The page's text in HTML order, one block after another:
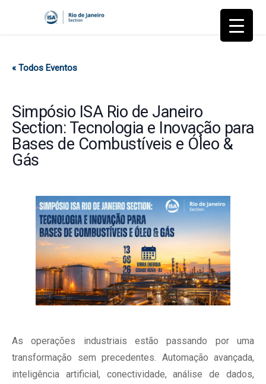
« Todos Eventos
Simpósio ISA Rio de Janeiro
Section: Tecnologia e Inovação para
Bases de Combustíveis e Óleo &
Gás
As operações industriais estão passando por uma
transformação sem precedentes. Automação avançada,
inteligência artificial, conectividade, análise de dados,